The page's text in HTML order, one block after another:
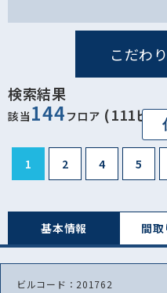
こだわ
検索結果
該当 144 フロア (111ビ
1 2 4 5
基本情報 間
ビルコード：201762